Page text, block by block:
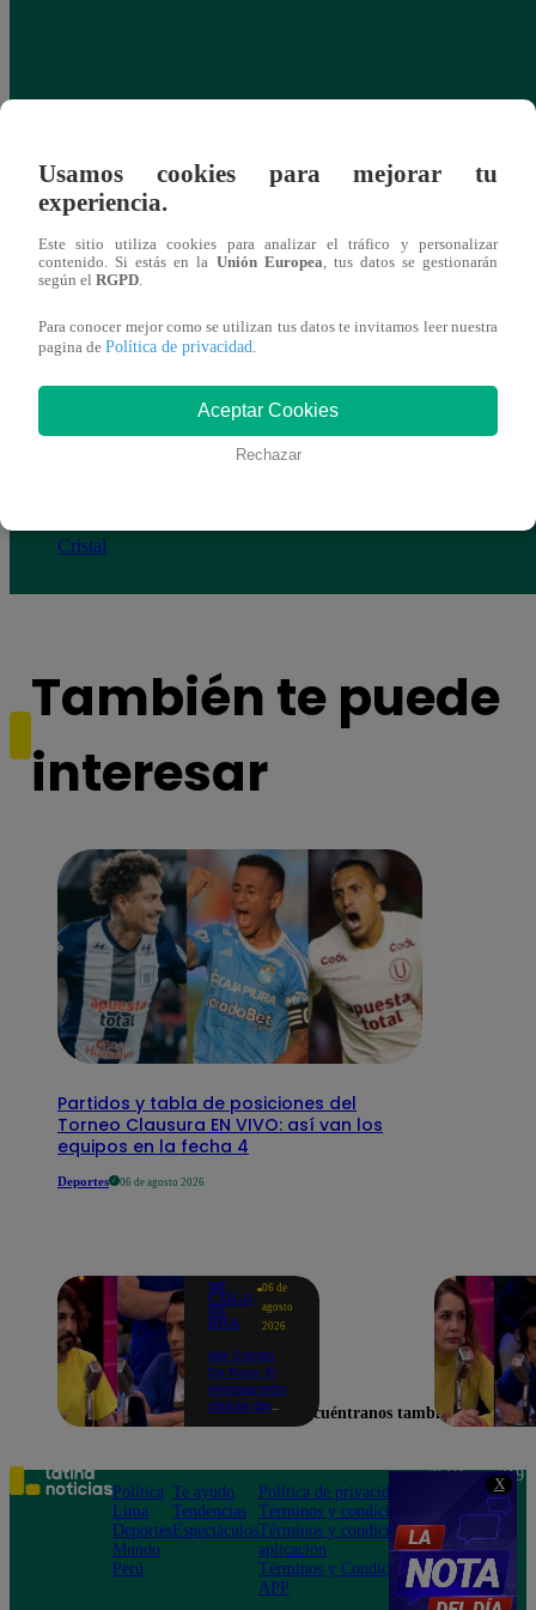
X
Cristal
También te puede
interesar
Partidos y tabla de posiciones del
Torneo Clausura EN VIVO: así van los
equipos en la fecha 4
Deportes 06 de agosto 2026
ME
CAIGO
DE
RISA
06 de
agosto
2026
Me Caigo
De Risa: El
inesperado
chiste de
hizo
explotar a
todo el set
Usamos cookies para mejorar tu
experiencia.
Este sitio utiliza cookies para analizar el tráfico y personalizar
contenido. Si estás en la Unión Europea , tus datos se gestionarán
según el RGPD
Para conocer mejor como se utilizan tus datos te invitamos leer nuestra
pagina de Política de privacidad
Aceptar Cookies
Rechazar
Encuéntranos también en
Política
Lima
Deportes
Mundo
Perú
Te ayudo
Tendencias
Espectáculos
Política de privacidad
Términos y condiciones
Términos y condiciones
aplicación
Términos y Condiciones
APP
Teléfono: 219
Av. San
Felipe 968
Jesús María